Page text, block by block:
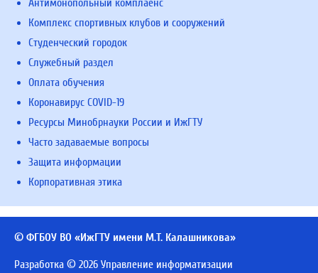
Антимонопольный комплаенс
Комплекс спортивных клубов и сооружений
Студенческий городок
Служебный раздел
Оплата обучения
Коронавирус COVID-19
Ресурсы Минобрнауки России и ИжГТУ
Часто задаваемые вопросы
Защита информации
Корпоративная этика
© ФГБОУ ВО «ИжГТУ имени М.Т. Калашникова»
Разработка © 2026 Управление информатизации